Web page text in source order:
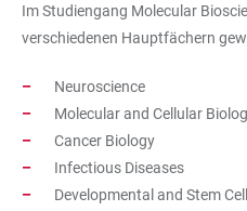
Im Studiengang Molecular
verschiedenen Hauptfächern
Neuroscience
Molecular and Cellular
Cancer Biology
Infectious Diseases
Developmental and Stem